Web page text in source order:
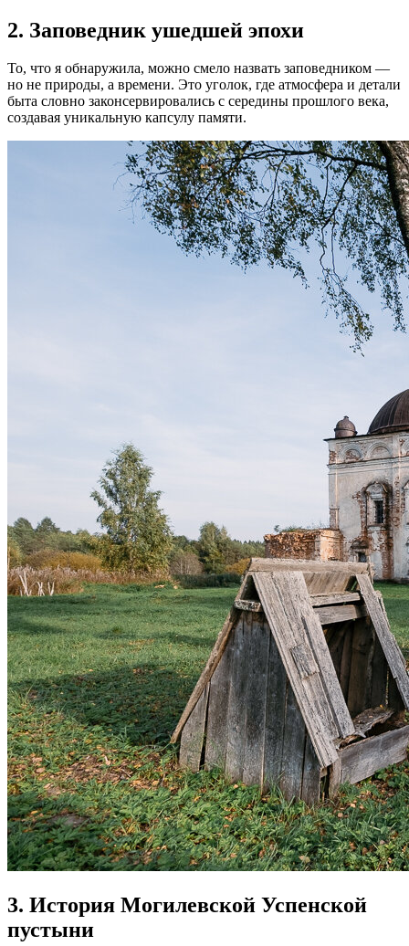
2. Заповедник ушедшей эпохи
То, что я обнаружила, можно смело назвать заповедником —
но не природы, а времени. Это уголок, где атмосфера и детали
быта словно законсервировались с середины прошлого века,
создавая уникальную капсулу памяти.
3. История Могилевской Успенской
пустыни